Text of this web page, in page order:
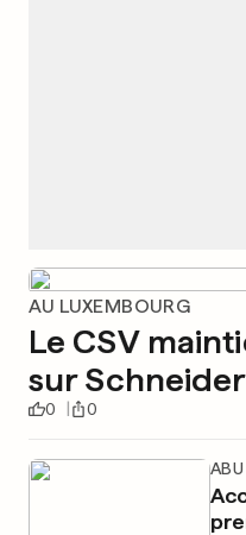
AU LUXEMBOURG
Le CSV
sur Schneider
0 0